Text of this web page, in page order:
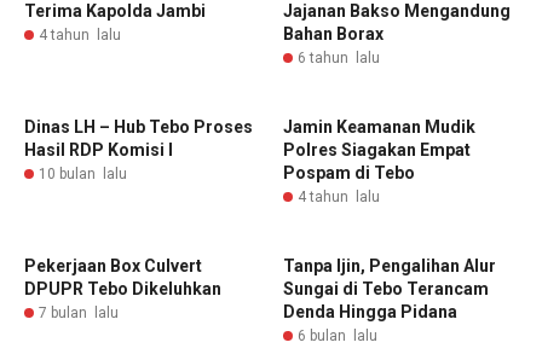
Terima Kapolda Jambi
4 tahun lalu
Jajanan Bakso Mengandung
Bahan Borax
6 tahun lalu
Dinas LH – Hub Tebo Proses
Hasil RDP Komisi I
10 bulan lalu
Jamin Keamanan Mudik
Polres Siagakan Empat
Pospam di Tebo
4 tahun lalu
Pekerjaan Box Culvert
DPUPR Tebo Dikeluhkan
7 bulan lalu
Tanpa Ijin, Pengalihan Alur
Sungai di Tebo Terancam
Denda Hingga Pidana
6 bulan lalu